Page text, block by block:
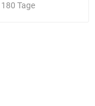
180 Tage